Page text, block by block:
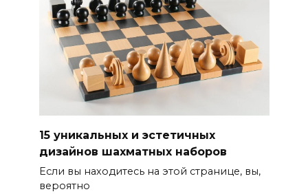
15 уникальных и эстетичных
дизайнов шахматных наборов
Если вы находитесь на этой странице, вы,
вероятно